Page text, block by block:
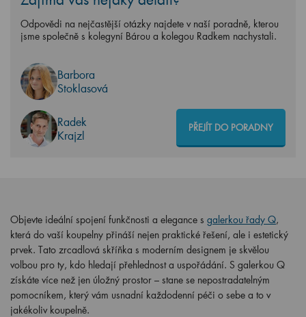
Odpovědi na nejčastější otázky najdete v naší poradně, kterou
jsme společně s kolegyní Bárou a kolegou Radkem nachystali.
Barbora
Stoklasová
Radek
Krajzl
PŘEJÍT DO PORADNY
Objevte ideální spojení funkčnosti a elegance s galerkou řady Q,
která do vaší koupelny přináší nejen praktické řešení, ale i estetický
prvek. Tato zrcadlová skříňka s moderním designem je skvělou
volbou pro ty, kdo hledají přehlednost a uspořádání. S galerkou Q
získáte více než jen úložný prostor – stane se nepostradatelným
pomocníkem, který vám usnadní každodenní péči o sebe a to v
jakékoliv koupelně.